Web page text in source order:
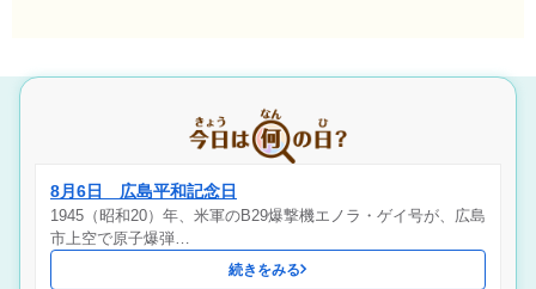
8月6日 広島平和記念日
1945（昭和20）年、米軍のB29爆撃機エノラ・ゲイ号が、広島
市上空で原子爆弾…
続きをみる